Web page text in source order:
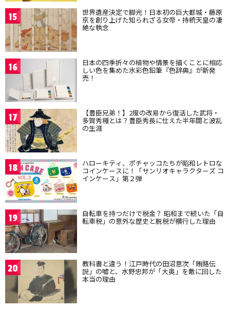
15 世界遺産決定で脚光！日本初の巨大都城・藤原
京を創り上げた知られざる女帝・持統天皇の凄
絶な執念
16 日本の四季折々の植物や情景を描くことに相応
しい色を集めた水彩色鉛筆『色辞典』が新発
売！
17 【豊臣兄弟！】2度の改易から復活した武将・
多賀秀種とは？豊臣秀長に仕えた半年間と波乱
の生涯
18 ハローキティ、ポチャッコたちが昭和レトロな
コインケースに！「サンリオキャラクターズ コ
インケース」第２弾
19 自転車を持つだけで税金？ 昭和まで続いた「自
転車税」の意外な歴史と脱税が横行した理由
20 教科書と違う！江戸時代の田沼意次「賄賂伝
説」の嘘と、水野忠邦が「大奥」を敵に回した
本当の理由